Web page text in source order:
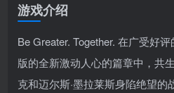
游戏介绍
Be Greater. Together. 在广受好
版的全新激动人心的篇章中，共
克和迈尔斯·墨拉莱斯身陷绝望